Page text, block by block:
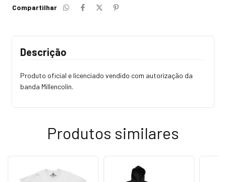
Compartilhar
Descrição
Produto oficial e licenciado vendido com autorização da
banda Millencolin.
Produtos similares